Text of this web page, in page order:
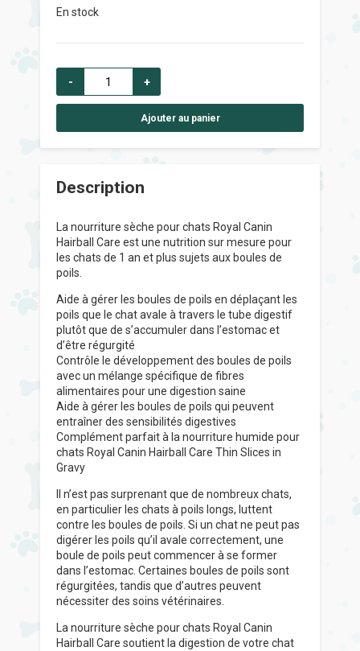
En stock
- +
Ajouter au panier
Description
La nourriture sèche pour chats Royal Canin
Hairball Care est une nutrition sur mesure pour
les chats de 1 an et plus sujets aux boules de
poils.
Aide à gérer les boules de poils en déplaçant les
poils que le chat avale à travers le tube digestif
plutôt que de s’accumuler dans l’estomac et
d’être régurgité
Contrôle le développement des boules de poils
avec un mélange spécifique de fibres
alimentaires pour une digestion saine
Aide à gérer les boules de poils qui peuvent
entraîner des sensibilités digestives
Complément parfait à la nourriture humide pour
chats Royal Canin Hairball Care Thin Slices in
Gravy
Il n’est pas surprenant que de nombreux chats,
en particulier les chats à poils longs, luttent
contre les boules de poils. Si un chat ne peut pas
digérer les poils qu’il avale correctement, une
boule de poils peut commencer à se former
dans l’estomac. Certaines boules de poils sont
régurgitées, tandis que d’autres peuvent
nécessiter des soins vétérinaires.
La nourriture sèche pour chats Royal Canin
Hairball Care soutient la digestion de votre chat